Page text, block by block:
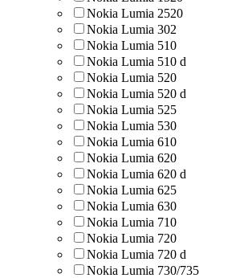
Nokia Lumia 2520
Nokia Lumia 302
Nokia Lumia 510
Nokia Lumia 510 d
Nokia Lumia 520
Nokia Lumia 520 d
Nokia Lumia 525
Nokia Lumia 530
Nokia Lumia 610
Nokia Lumia 620
Nokia Lumia 620 d
Nokia Lumia 625
Nokia Lumia 630
Nokia Lumia 710
Nokia Lumia 720
Nokia Lumia 720 d
Nokia Lumia 730/735